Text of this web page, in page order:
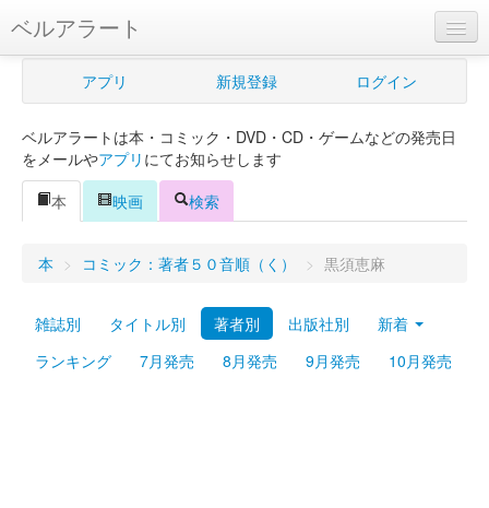
ベルアラート
ベルアラートとは
新規登録
ログイン
Myシェルフ
プレミアム
アプリ 新規登録 ログイン
ベルアラートは本・コミック・DVD・CD・ゲームなどの発売日
をメールやアプリ にてお知らせします
本
映画 検索
本 > コミック：著者５０音順（く） > 黒須恵麻
雑誌別 タイトル別 著者別 出版社別
新着
ランキング
7月発売 8月発売 9月発売 10月発売